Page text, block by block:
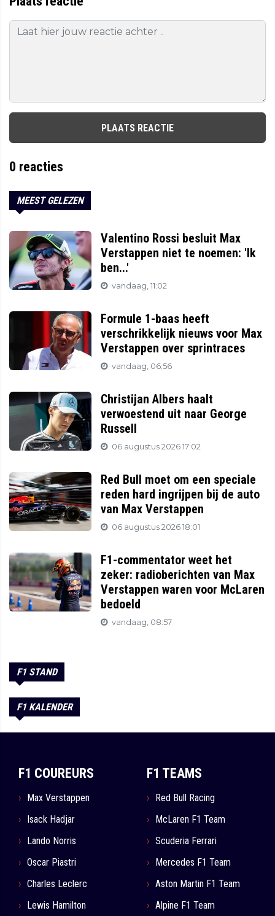
PLAATS REACTIE
0 reacties
MEEST GELEZEN
Valentino Rossi besluit Max
Verstappen niet te noemen: 'Ik
ben...'
vandaag, 11:02
Formule 1-baas heeft
verschrikkelijk nieuws voor Max
Verstappen over sprintraces
vandaag, 06:56
Christijan Albers haalt
verwoestend uit naar George
Russell
06 augustus 2026 17:02
Red Bull moet om een speciale
reden hard ingrijpen bij de auto
van Max Verstappen
06 augustus 2026 18:01
F1-commentator weet het
zeker: radioberichten van Max
Verstappen waren voor McLaren
bedoeld
vandaag, 08:57
F1 STAND
F1 KALENDER
F1 COUREURS
Max Verstappen
Isack Hadjar
Lando Norris
Oscar Piastri
Charles Leclerc
Lewis Hamilton
F1 TEAMS
Red Bull Racing
McLaren F1 Team
Scuderia Ferrari
Mercedes F1 Team
Aston Martin F1 Team
Alpine F1 Team